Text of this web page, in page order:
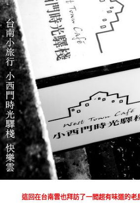
這回在台南雲也拜訪了一間超有味道的老